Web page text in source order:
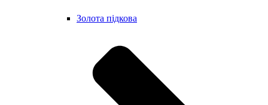
Золота підкова